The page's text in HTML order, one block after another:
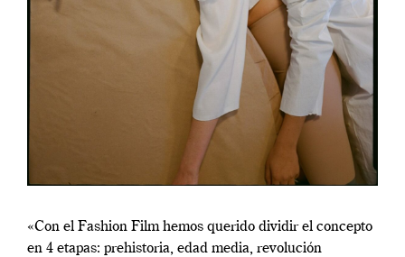
«Con el Fashion Film hemos querido dividir el concepto
en 4 etapas: prehistoria, edad media, revolución